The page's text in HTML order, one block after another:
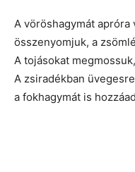
A vöröshagymát apróra
összenyomjuk, a
A tojásokat
A zsiradékban
a fokhagymát is